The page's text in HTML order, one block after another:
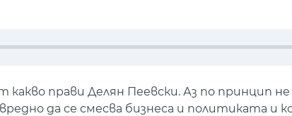
какво прави Делян Пеевски. Аз по принцип
да се смесва бизнеса и политиката и